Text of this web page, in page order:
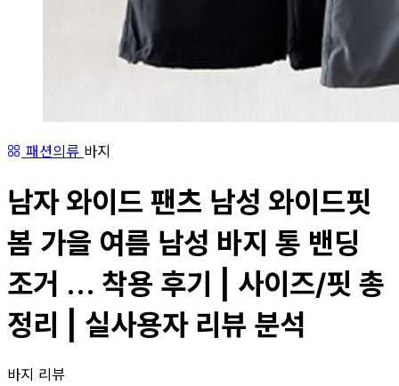
패션의류 바지
남자 와이드 팬츠 남성 와이드핏
봄 가을 여름 남성 바지 통 밴딩
조거 ... 착용 후기 | 사이즈/핏 총
정리 | 실사용자 리뷰 분석
바지 리뷰